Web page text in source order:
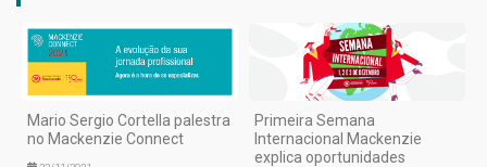
Mario Sergio Cortella palestra
no Mackenzie Connect
Primeira Semana
Internacional Mackenzie
explica oportunidades